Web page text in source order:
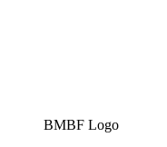
BMBF Logo